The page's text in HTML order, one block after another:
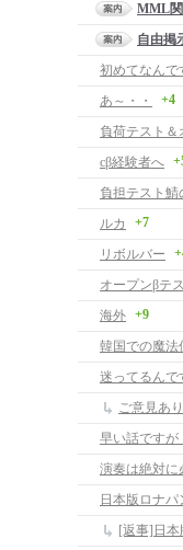
MML
自由掲
初めてなんで
あ～・・
+4
負荷テスト
cβ経験者へ
負担テスト鯖
ルカ
+7
リボルバー
オープンβテ
海外 +9
韓国での魔法
迷ってるんで
ご意見あ
早い話ですが
演奏は絶対に
日本版ロナ
[返事]日